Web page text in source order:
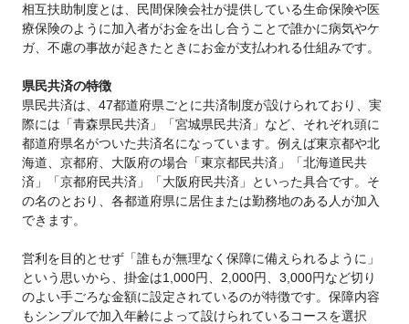
相互扶助制度とは、民間保険会社が提供している生命保険や医
療保険のように加入者がお金を出し合うことで誰かに病気やケ
ガ、不慮の事故が起きたときにお金が支払われる仕組みです。
県民共済の特徴
県民共済は、47都道府県ごとに共済制度が設けられており、実
際には「青森県民共済」「宮城県民共済」など、それぞれ頭に
都道府県名がついた共済名になっています。例えば東京都や北
海道、京都府、大阪府の場合「東京都民共済」「北海道民共
済」「京都府民共済」「大阪府民共済」といった具合です。そ
の名のとおり、各都道府県に居住または勤務地のある人が加入
できます。
営利を目的とせず「誰もが無理なく保障に備えられるように」
という思いから、掛金は1,000円、2,000円、3,000円など切り
のよい手ごろな金額に設定されているのが特徴です。保障内容
もシンプルで加入年齢によって設けられているコースを選択